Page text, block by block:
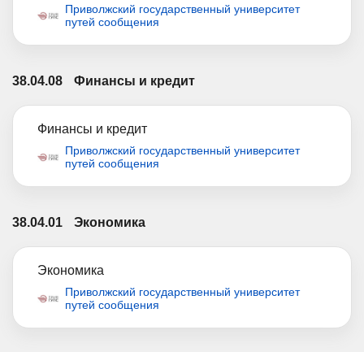
Приволжский государственный университет
путей сообщения
38.04.08 Финансы и кредит
Финансы и кредит
Приволжский государственный университет
путей сообщения
38.04.01 Экономика
Экономика
Приволжский государственный университет
путей сообщения